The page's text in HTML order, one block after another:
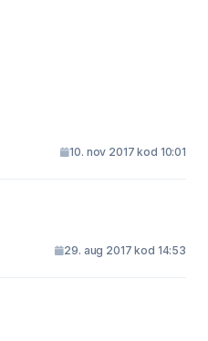
10. nov 2017 kod 10:01
29. aug 2017 kod 14:53